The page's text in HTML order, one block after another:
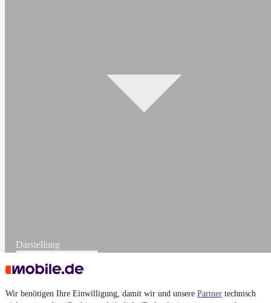
Wir benötigen Ihre Einwilligung, damit wir und unsere Partner technisch
Darstellung